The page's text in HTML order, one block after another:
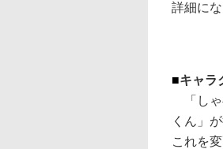
詳細に
■キャラ
「しゃ
くん」
これを